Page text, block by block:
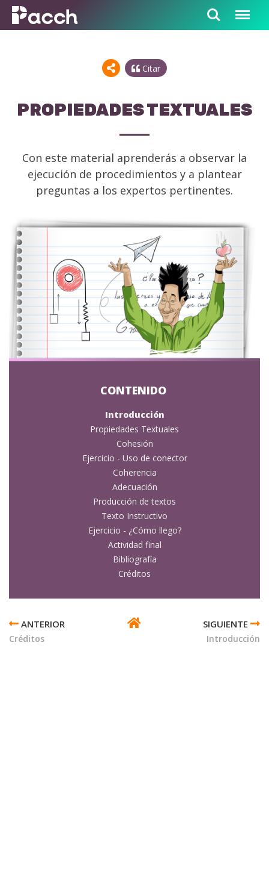
Citar
PROPIEDADES TEXTUALES
Con este material aprenderás a observar la
ejecución de procedimientos y a plantear
preguntas a los expertos pertinentes.
Introducción
Propiedades Textuales
Cohesión
Ejercicio - Uso de conector
Coherencia
Adecuación
Producción de textos
Texto Instructivo
Ejercicio - ¿Cómo llego?
Actividad final
Bibliografía
Créditos
TRANSVERSALES
DE
Créditos Introducción